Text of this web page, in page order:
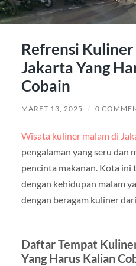
Refrensi
Jakarta Yang
Cobain
MARET 13, 2025 / 0
Wisata kuliner malam di
pengalaman yang seru dan
pencinta makanan. Kota ini
dengan kehidupan malam
dengan beragam kuliner
Daftar Tempat
Yang Harus Kalian